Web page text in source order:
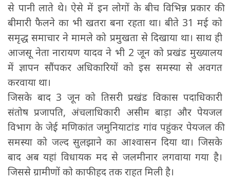
से पानी लाते थे। ऐसे में इन लोगों के बीच विभिन्न प्रकार की
बीमारी फैलने का भी खतरा बना रहता था। बीते 31 मई को
समृद्ध समाचार ने मामले को प्रमुखता से दिखाया था। साथ ही
आजसू नेता नारायण यादव ने भी 2 जून को प्रखंड मुख्यालय
में ज्ञापन सौंपकर अधिकारियों को इस समस्या से अवगत
करवाया था।
जिसके बाद 3 जून को तिसरी प्रखंड विकास पदाधिकारी
संतोष प्रजापति, अंचलाधिकारी असीम बाड़ा और पेयजल
विभाग के जेई मणिकांत जमुनियाटांड गांव पहुंकर पेयजल की
समस्या को जल्द सुलझाने का आश्वासन दिया था। जिसके
बाद अब यहां विधायक मद से जलमीनार लगवाया गया है।
जिससे ग्रामीणों को काफी हद तक राहत मिली है।